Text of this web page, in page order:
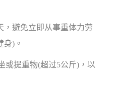
避免立即从事重体力劳
身)。
提重物(超过5公斤)，以